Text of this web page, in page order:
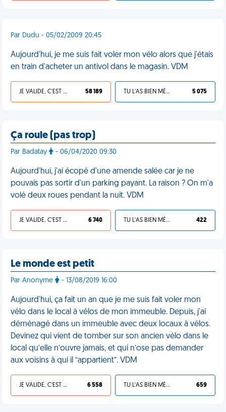
Par Dudu - 05/02/2009 20:45
Aujourd'hui, je me suis fait voler mon vélo alors que j'étais
en train d'acheter un antivol dans le magasin. VDM
JE VALIDE, C'EST UNE VDM 58 189 TU L'AS BIEN MÉRITÉ 5 075
Ça roule (pas trop)
Par Badatay - 06/04/2020 09:30
Aujourd'hui, j'ai écopé d'une amende salée car je ne
pouvais pas sortir d'un parking payant. La raison ? On m'a
volé deux roues pendant la nuit. VDM
JE VALIDE, C'EST UNE VDM 6 740 TU L'AS BIEN MÉRITÉ 422
Le monde est petit
Par Anonyme - 13/08/2019 16:00
Aujourd'hui, ça fait un an que je me suis fait voler mon
vélo dans le local à vélos de mon immeuble. Depuis, j'ai
déménagé dans un immeuble avec deux locaux à vélos.
Devinez qui vient de tomber sur son ancien vélo dans le
local qu’elle n’ouvre jamais, et qui n’ose pas demander
aux voisins à qui il “appartient”. VDM
JE VALIDE, C'EST UNE VDM 6 558 TU L'AS BIEN MÉRITÉ 659